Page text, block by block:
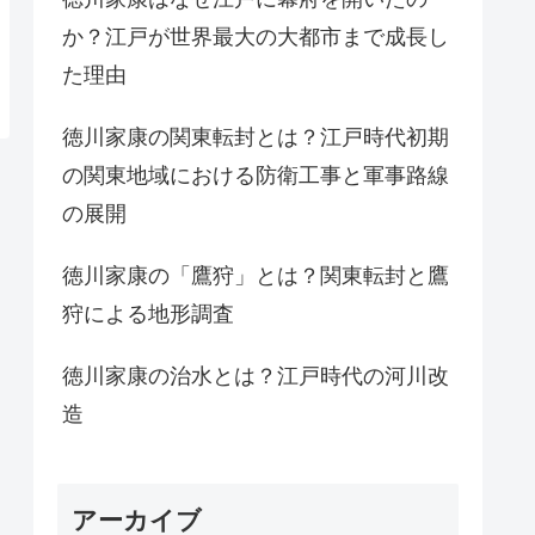
か？江戸が世界最大の大都市まで成長し
た理由
徳川家康の関東転封とは？江戸時代初期
の関東地域における防衛工事と軍事路線
の展開
徳川家康の「鷹狩」とは？関東転封と鷹
狩による地形調査
徳川家康の治水とは？江戸時代の河川改
造
アーカイブ